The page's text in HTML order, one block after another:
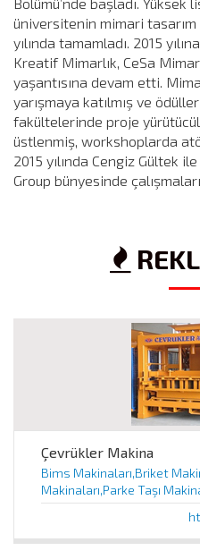
üniversitenin mimari tasarım
yılında tamamladı. 2015
Kreatif Mimarlık, CeSa
yaşantısına devam etti.
yarışmaya katılmış ve
fakültelerinde proje
üstlenmiş, workshoplarda
2015 yılında Cengiz Gültek
Group bünyesinde
Çevrükler Makina
Bims Makinaları,Briket
Makinaları,Parke Taşı